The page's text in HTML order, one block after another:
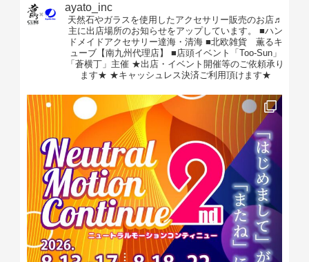
ayato_inc
天然石やガラスを使用したアクセサリー販売のお店♬
主に出店場所のお知らせをアップしています。
■ハン
ドメイドアクセサリー達海・清海■北欧雑貨 薫るキ
ューブ【南九州代理店】
■店頭イベント「Too-Sun」
「蒼横丁」主催 ★出店・イベント開催等のご依頼承り
ます★ ★キャッシュレス決済ご利用頂けます★